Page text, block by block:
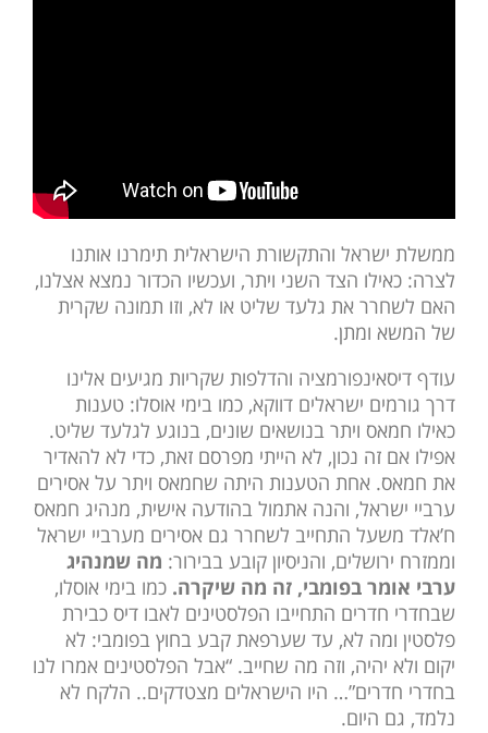
ממשלת ישראל והתקשורת הישראלית תימרנו אותנו
לצרה: כאילו הצד השני ויתר, ועכשיו הכדור נמצא אצלנו,
האם לשחרר את גלעד שליט או לא, וזו תמונה שקרית
של המשא ומתן.
עודף דיסאינפורמציה והדלפות שקריות מגיעים אלינו
דרך גורמים ישראלים דווקא, כמו בימי אוסלו: טענות
כאילו חמאס ויתר בנושאים שונים, בנוגע לגלעד שליט.
אפילו אם זה נכון, לא הייתי מפרסם זאת, כדי לא להאדיר
את חמאס. אחת הטענות היתה שחמאס ויתר על אסירים
ערביי ישראל, והנה אתמול בהודעה אישית, מנהיג חמאס
ח’אלד משעל התחייב לשחרר גם אסירים מערביי ישראל
וממזרח ירושלים, והניסיון קובע בבירור: מה שמנהיג
ערבי אומר בפומבי, זה מה שיקרה. כמו בימי אוסלו,
שבחדרי חדרים התחייבו הפלסטינים לאבו דיס כבירת
פלסטין ומה לא, עד שערפאת קבע בחוץ בפומבי: לא
יקום ולא יהיה, וזה מה שחייב. “אבל הפלסטינים אמרו לנו
בחדרי חדרים”… היו הישראלים מצטדקים.. הלקח לא
נלמד, גם היום.